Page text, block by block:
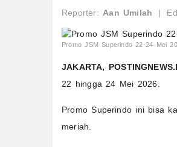
Reporter:Aan Umilah |
Promo JSM Superindo 22-24 Mei
JAKARTA,
22 hingga 24 Mei 2026.
Promo Superindo ini bisa
meriah.